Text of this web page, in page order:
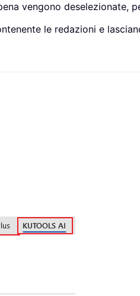
vengono deselezionate,
le redazioni e